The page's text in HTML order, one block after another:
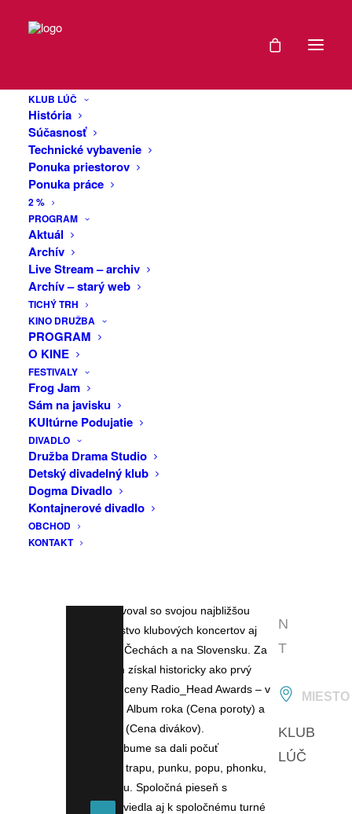
KLUB LÚČ
História
Súčasnosť
Technické vybavenie
Ponuka priestorov
Ponuka práce
2 %
PROGRAM
Aktuál
Archív
Live Stream – archiv
Archív – starý web
TICHÝ TRH
KINO DRUŽBA
PROGRAM
O KINE
FESTIVALY
Frog Jam
Sám na javisku
KUltúrne Podujatie
DIVADLO
Družba Drama Studio
Detský divadelný klub
Dogma Divadlo
Kontajnerové divadlo
OBCHOD
KONTAKT
Trenčíne: Mŕtva
revolúcia tour
Hosť: Nízka kultúra
„Už ma z toho celého bolí hlava a rád by
som si konečne normálne v klude
pospal. A zobudil sa do trochu iného
sveta. Kúpte mi horúcu čokoládu,
prosím.“
– Denis Bango
O polnoci (13. 3. 2025) sa na všetkých
dostupných streamovacích platformách
objaví štvrtý štúdiový album skladateľa,
hudobníka, pankáča a klaviristu Denisa
Banga. Názov albumu sa doposiaľ tajil –
albumom a bude sa volať Mŕtva
revolúcia. Album vychádza v rámci
virtuálneho labelu Kvlt Records. Vo
fyzickej podobe na LP nosiči ho vydáva
jeho domovský label – brnenský Kabinet
2024 absolvoval so svojou najbližšou
crew množstvo klubových koncertov aj
festivalov v Čechách a na Slovensku. Za
tento album získal historicky ako prvý
obe hlavné ceny Radio_Head Awards – v
kategóriách Album roka (Cena poroty) a
Album roka (Cena divákov).
Na tomto albume sa dali počuť
kombinácie trapu, punku, popu, phonku,
ale aj metalu. Spoločná pieseň s
Redzedom viedla aj k spoločnému turné
DÁTUM
N
T
MIESTO
KLUB
LÚČ